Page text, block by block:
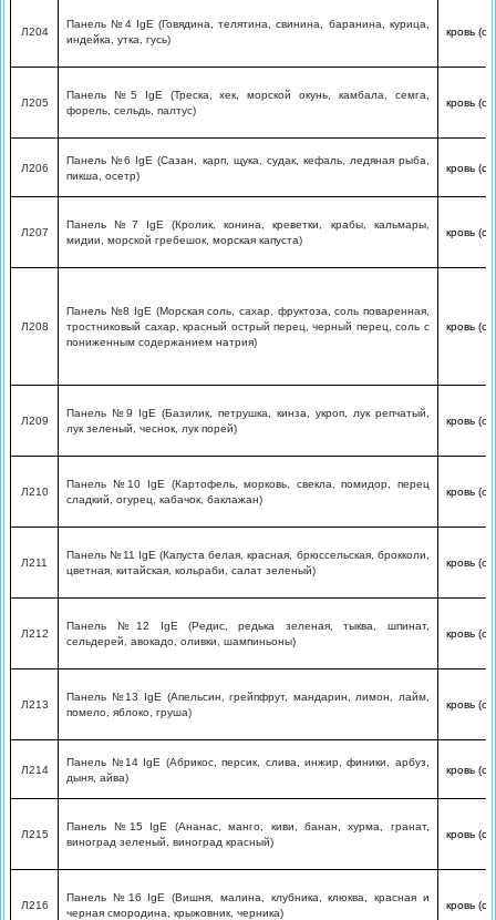
Л204
Панель №4 IgE (Говядина, телятина, свинина, баранина, курица,
индейка, утка, гусь)
кровь
Л205
Панель №5 IgE (Треска, хек, морской окунь, камбала, семга,
форель, сельдь, палтус)
кровь
Л206
Панель №6 IgE (Сазан, карп, щука, судак, кефаль, ледяная рыба,
пикша, осетр)
кровь
Л207
Панель №7 IgE (Кролик, конина, креветки, крабы, кальмары,
мидии, морской гребешок, морская капуста)
кровь
Л208
Панель №8 IgE (Морская соль, сахар, фруктоза, соль поваренная,
тростниковый сахар, красный острый перец, черный перец, соль с
пониженным содержанием натрия)
кровь
Л209
Панель №9 IgE (Базилик, петрушка, кинза, укроп, лук репчатый,
лук зеленый, чеснок, лук порей)
кровь
Л210
Панель №10 IgE (Картофель, морковь, свекла, помидор, перец
сладкий, огурец, кабачок, баклажан)
кровь
Л211
Панель №11 IgE (Капуста белая, красная, брюссельская, брокколи,
цветная, китайская, кольраби, салат зеленый)
кровь
Л212
Панель №12 IgE (Редис, редька зеленая, тыква, шпинат,
сельдерей, авокадо, оливки, шампиньоны)
кровь
Л213
Панель №13 IgE (Апельсин, грейпфрут, мандарин, лимон, лайм,
помело, яблоко, груша)
кровь
Л214
Панель №14 IgE (Абрикос, персик, слива, инжир, финики, арбуз,
дыня, айва)
кровь
Л215
Панель №15 IgE (Ананас, манго, киви, банан, хурма, гранат,
виноград зеленый, виноград красный)
кровь
Л216
Панель №16 IgE (Вишня, малина, клубника, клюква, красная и
черная смородина, крыжовник, черника)
кровь